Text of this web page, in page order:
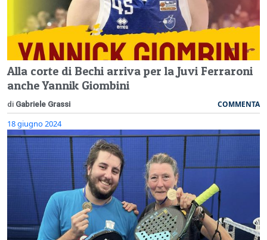
Alla corte di Bechi arriva per la Juvi Ferraroni
anche Yannik Giombini
di Gabriele Grassi COMMENTA
18 giugno 2024